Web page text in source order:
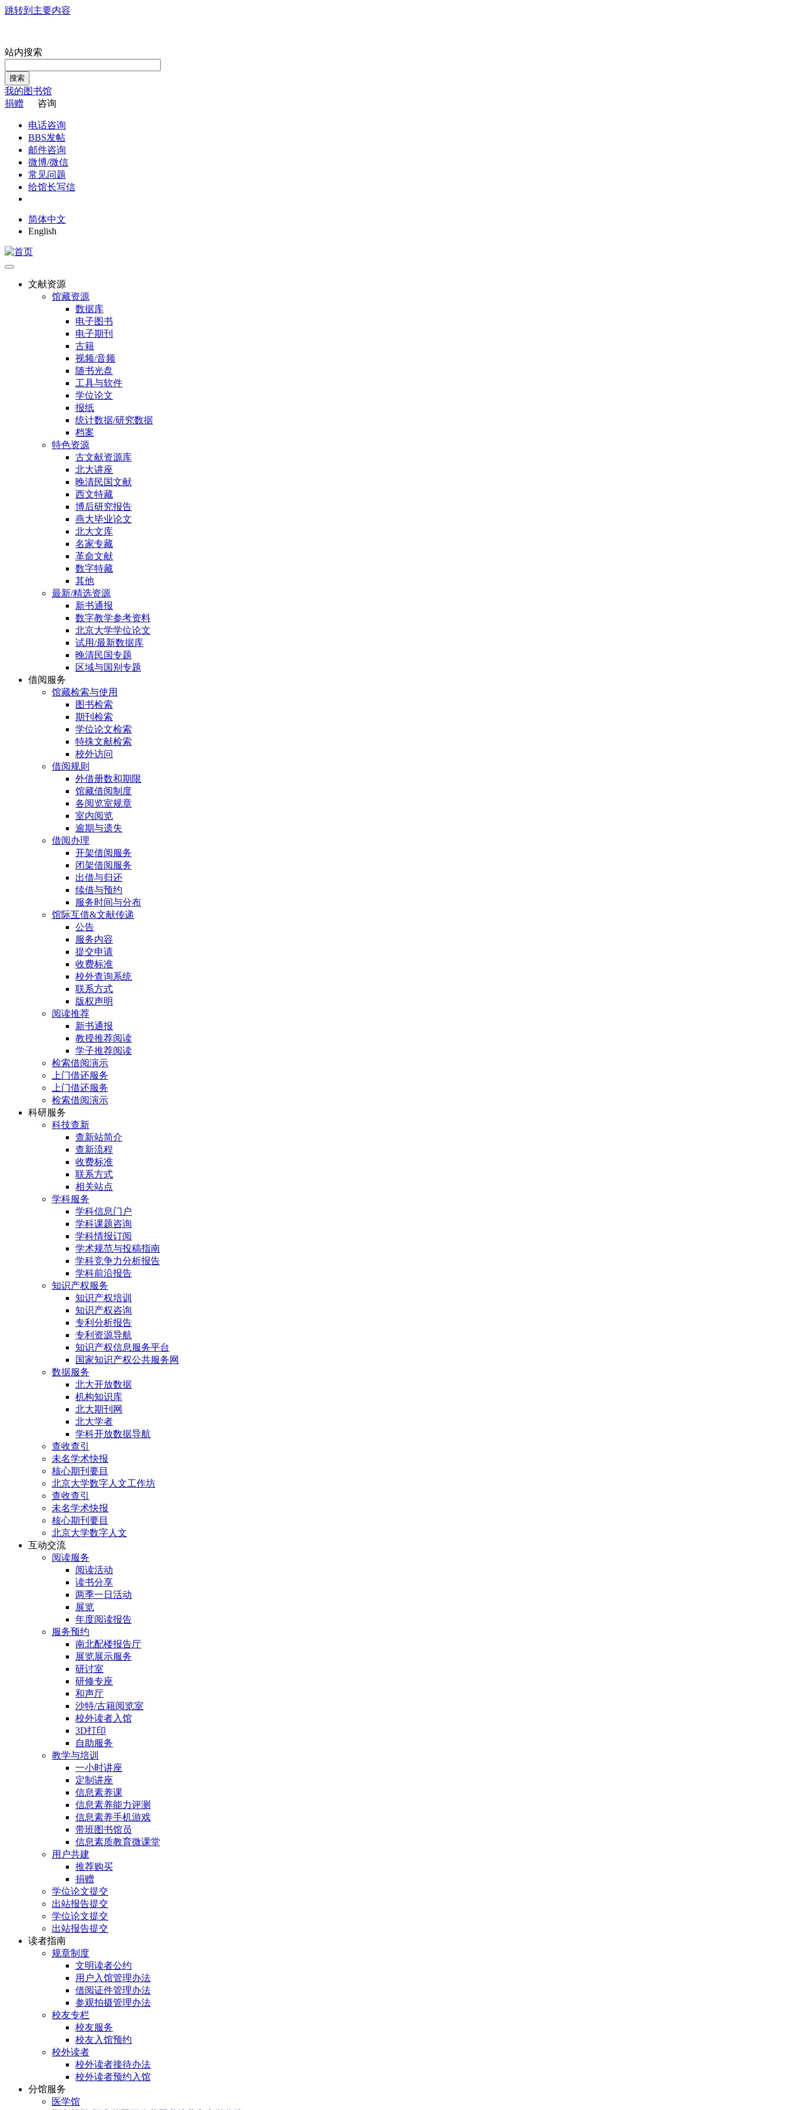
跳转到主要内容
站内搜索
搜索
我的图书馆
捐赠
咨询
电话咨询
BBS发帖
邮件咨询
微博/微信
常见问题
给馆长写信
简体中文
English
文献资源
馆藏资源
数据库
电子图书
电子期刊
古籍
视频/音频
随书光盘
工具与软件
学位论文
报纸
统计数据/研究数据
档案
特色资源
古文献资源库
北大讲座
晚清民国文献
西文特藏
博后研究报告
燕大毕业论文
北大文库
名家专藏
革命文献
数字特藏
其他
最新/精选资源
新书通报
数字教学参考资料
北京大学学位论文
试用/最新数据库
晚清民国专题
区域与国别专题
借阅服务
馆藏检索与使用
图书检索
期刊检索
学位论文检索
特殊文献检索
校外访问
借阅规则
外借册数和期限
馆藏借阅制度
各阅览室规章
室内阅览
逾期与遗失
借阅办理
开架借阅服务
闭架借阅服务
出借与归还
续借与预约
服务时间与分布
馆际互借&文献传递
公告
服务内容
提交申请
收费标准
校外查询系统
联系方式
版权声明
阅读推荐
新书通报
教授推荐阅读
学子推荐阅读
检索借阅演示
上门借还服务
上门借还服务
检索借阅演示
科研服务
科技查新
查新站简介
查新流程
收费标准
联系方式
相关站点
学科服务
学科信息门户
学科课题咨询
学科情报订阅
学术规范与投稿指南
学科竞争力分析报告
学科前沿报告
知识产权服务
知识产权培训
知识产权咨询
专利分析报告
专利资源导航
知识产权信息服务平台
国家知识产权公共服务网
数据服务
北大开放数据
机构知识库
北大期刊网
北大学者
学科开放数据导航
查收查引
未名学术快报
核心期刊要目
北京大学数字人文工作坊
查收查引
未名学术快报
核心期刊要目
北京大学数字人文
互动交流
阅读服务
阅读活动
读书分享
两季一日活动
展览
年度阅读报告
服务预约
南北配楼报告厅
展览展示服务
研讨室
研修专座
和声厅
沙特/古籍阅览室
校外读者入馆
3D打印
自助服务
教学与培训
一小时讲座
定制讲座
信息素养课
信息素养能力评测
信息素养手机游戏
带班图书馆员
信息素质教育微课堂
用户共建
推荐购买
捐赠
学位论文提交
出站报告提交
学位论文提交
出站报告提交
读者指南
规章制度
文明读者公约
用户入馆管理办法
借阅证件管理办法
参观拍摄管理办法
校友专栏
校友服务
校友入馆预约
校外读者
校外读者接待办法
校外读者预约入馆
分馆服务
医学馆